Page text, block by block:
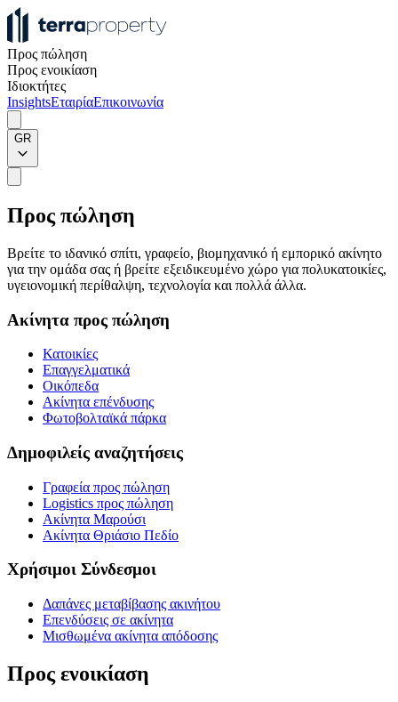
Προς πώληση
Προς ενοικίαση
Ιδιοκτήτες
InsightsΕταιρίαΕπικοινωνία
GR
Προς πώληση
Βρείτε το ιδανικό σπίτι, γραφείο, βιομηχανικό ή εμπορικό ακίνητο
για την ομάδα σας ή βρείτε εξειδικευμένο χώρο για πολυκατοικίες,
υγειονομική περίθαλψη, τεχνολογία και πολλά άλλα.
Ακίνητα προς πώληση
Κατοικίες
Επαγγελματικά
Οικόπεδα
Ακίνητα επένδυσης
Φωτοβολταϊκά πάρκα
Δημοφιλείς αναζητήσεις
Γραφεία προς πώληση
Logistics προς πώληση
Ακίνητα Μαρούσι
Ακίνητα Θριάσιο Πεδίο
Χρήσιμοι Σύνδεσμοι
Δαπάνες μεταβίβασης ακινήτου
Επενδύσεις σε ακίνητα
Μισθωμένα ακίνητα απόδοσης
Προς ενοικίαση